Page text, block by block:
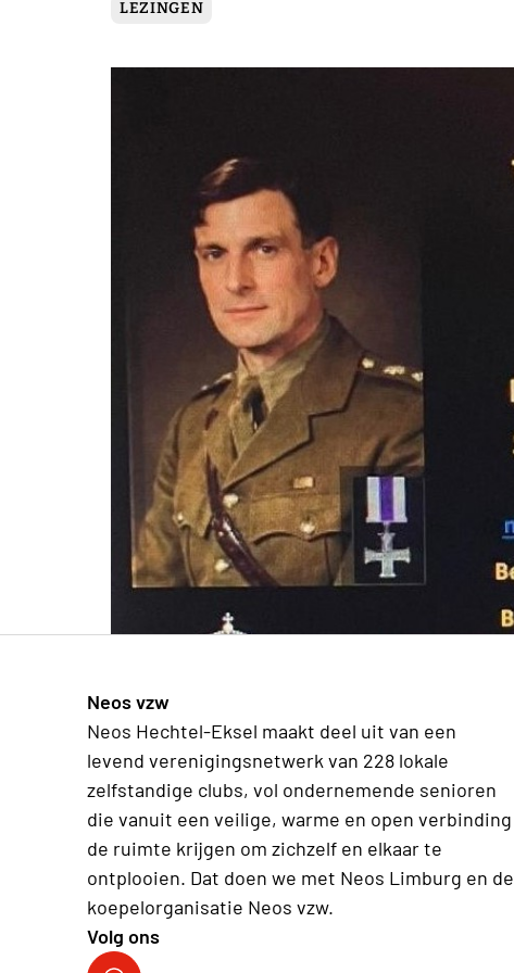
LEZINGEN
Neos vzw
Neos Hechtel-Eksel maakt deel uit van een
levend verenigingsnetwerk van 228 lokale
zelfstandige clubs, vol ondernemende senioren
die vanuit een veilige, warme en open verbinding
de ruimte krijgen om zichzelf en elkaar te
ontplooien. Dat doen we met Neos Limburg en de
koepelorganisatie Neos vzw.
Volg ons